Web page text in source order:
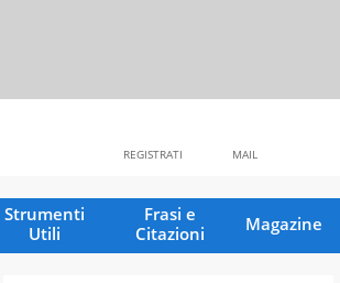
MAIL
REGISTRATI
Strumenti
Utili
Frasi e
Citazioni
Magazine